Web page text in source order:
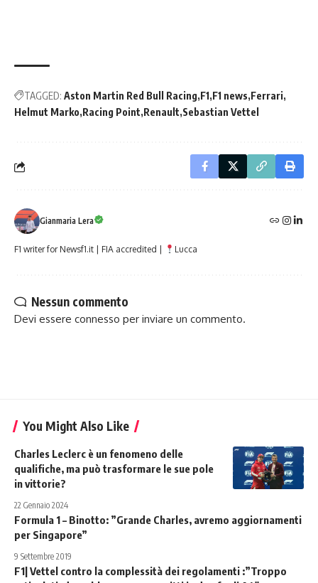
TAGGED: Aston Martin Red Bull Racing F1 F1 news Ferrari
Helmut Marko Racing Point Renault Sebastian Vettel
Gianmaria Lera
F1 writer for Newsf1.it | FIA accredited | Lucca
Nessun commento
Devi essere connesso per inviare un commento.
You Might Also Like
Charles Leclerc è un fenomeno delle
qualifiche, ma può trasformare le sue pole
in vittorie?
22 Gennaio 2024
Formula 1 – Binotto: ”Grande Charles, avremo aggiornamenti
per Singapore”
9 Settembre 2019
F1| Vettel contro la complessità dei regolamenti :”Troppo